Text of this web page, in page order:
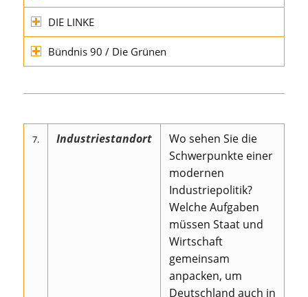
DIE LINKE
Bündnis 90 / Die Grünen
7. Industriestandort
Wo sehen Sie die
Schwerpunkte einer
modernen
Industriepolitik?
Welche Aufgaben
müssen Staat und
Wirtschaft
gemeinsam
anpacken, um
Deutschland auch in